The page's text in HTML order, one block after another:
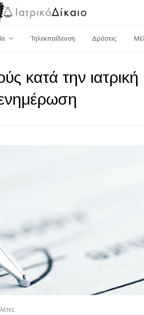
Τηλεκπαίδευση Δράσεις
κατά την ιατρική